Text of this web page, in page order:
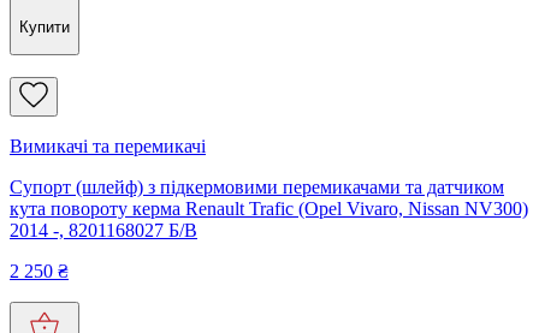
Купити
Вимикачі та перемикачі
Супорт (шлейф) з підкермовими перемикачами та датчиком
кута повороту керма Renault Trafic (Opel Vivaro, Nissan NV300)
2014 -, 8201168027 Б/В
2 250 ₴